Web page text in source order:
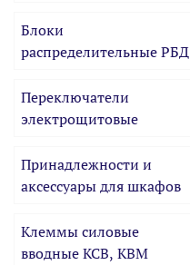
Блоки
распределительные РБД
Переключатели
электрощитовые
Принадлежности и
аксессуары для шкафов
Клеммы силовые
вводные КСВ, КВМ